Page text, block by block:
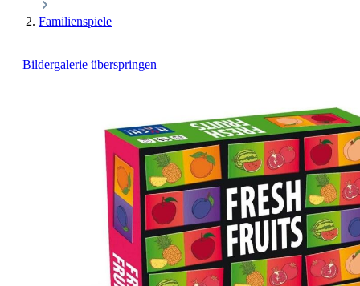
Familienspiele
Bildergalerie überspringen